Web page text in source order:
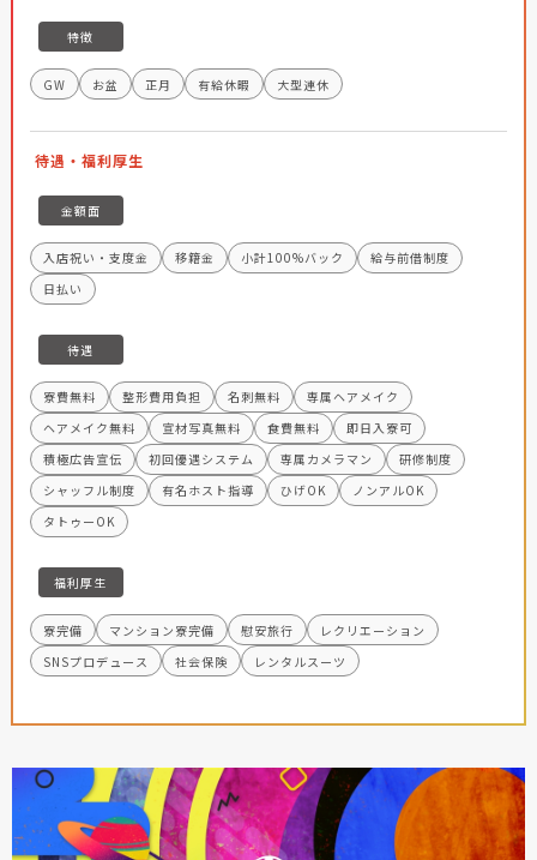
特徴
GW お盆 正月 有給休暇 大型連休
待遇・福利厚生
金額面
入店祝い・支度金 移籍金 小計100%バック
給与前借制度
日払い
待遇
寮費無料 整形費用負担 名刺無料
専属ヘアメイク
ヘアメイク無料
宣材写真無料 食費無料
即日入寮可
積極広告宣伝
初回優遇システム 専属カメラマン
研修制度
シャッフル制度
有名ホスト指導 ひげOK
ノンアルOK
タトゥーOK
福利厚生
寮完備 マンション寮完備 慰安旅行
レクリエーション
SNSプロデュース
社会保険 レンタルスーツ